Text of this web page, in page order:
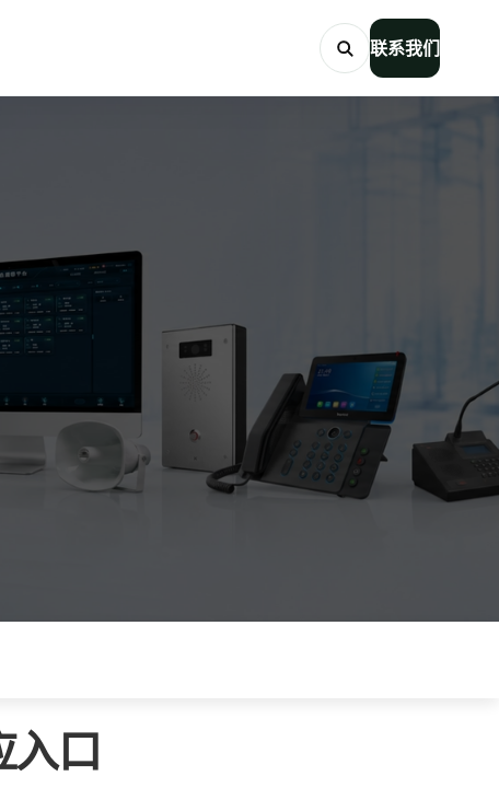
搜索联系我们
入口